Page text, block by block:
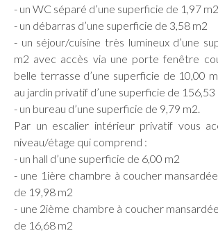
- un WC séparé d’une superficie de 1,97 m2
- un débarras d’une superficie de 3,58 m2
- un séjour/cuisine très lumineux d’une
m2 avec accès via une porte fenêtre
belle terrasse d’une superficie de 10,00
au jardin privatif d’une superficie de 156,53
- un bureau d’une superficie de 9,79 m2.
Par un escalier intérieur privatif vous
niveau/étage qui comprend :
- un hall d’une superficie de 6,00 m2
- une 1ière chambre à coucher
de 19,98 m2
- une 2ième chambre à coucher
de 16,68 m2